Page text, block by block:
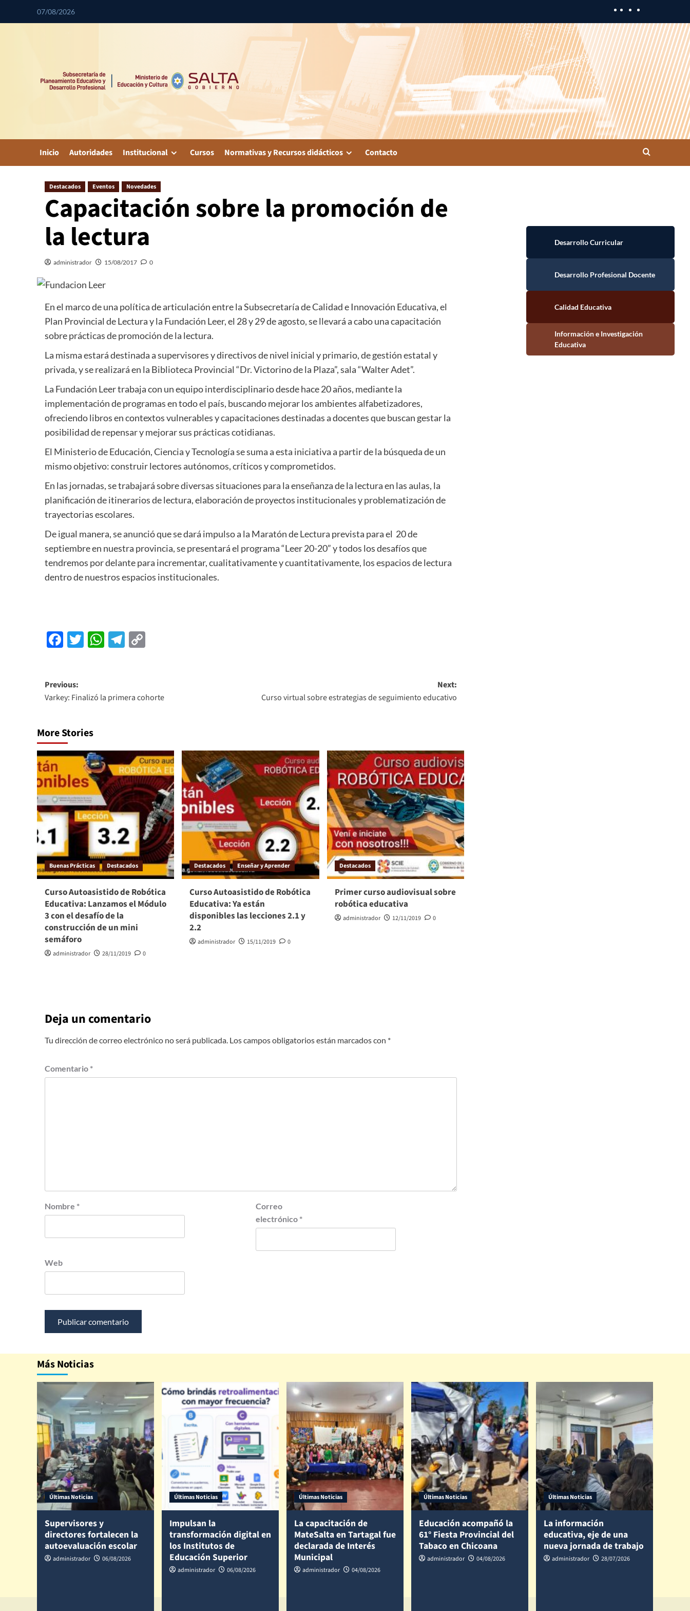
07/08/2026
Inicio Autoridades Institucional Cursos Normativas y Recursos didácticos Contacto
Destacados Eventos Novedades
Capacitación sobre la promoción de
la lectura
administrador 15/08/2017 0
En el marco de una política de articulación entre la Subsecretaría de Calidad e Innovación Educativa, el
Plan Provincial de Lectura y la Fundación Leer, el 28 y 29 de agosto, se llevará a cabo una capacitación
sobre prácticas de promoción de la lectura.
La misma estará destinada a supervisores y directivos de nivel inicial y primario, de gestión estatal y
privada, y se realizará en la Biblioteca Provincial “Dr. Victorino de la Plaza”, sala “Walter Adet”.
La Fundación Leer trabaja con un equipo interdisciplinario desde hace 20 años, mediante la
implementación de programas en todo el país, buscando mejorar los ambientes alfabetizadores,
ofreciendo libros en contextos vulnerables y capacitaciones destinadas a docentes que buscan gestar la
posibilidad de repensar y mejorar sus prácticas cotidianas.
El Ministerio de Educación, Ciencia y Tecnología se suma a esta iniciativa a partir de la búsqueda de un
mismo objetivo: construir lectores autónomos, críticos y comprometidos.
En las jornadas, se trabajará sobre diversas situaciones para la enseñanza de la lectura en las aulas, la
planificación de itinerarios de lectura, elaboración de proyectos institucionales y problematización de
trayectorias escolares.
De igual manera, se anunció que se dará impulso a la Maratón de Lectura prevista para el 20 de
septiembre en nuestra provincia, se presentará el programa “Leer 20-20” y todos los desafíos que
tendremos por delante para incrementar, cualitativamente y cuantitativamente, los espacios de lectura
dentro de nuestros espacios institucionales.
Facebook
Twitter
WhatsApp
Telegram
Previous:
Varkey: Finalizó la primera cohorte
Next:
Curso virtual sobre estrategias de seguimiento educativo
More Stories
Buenas Prácticas Destacados
Curso Autoasistido de Robótica
Educativa: Lanzamos el Módulo
3 con el desafío de la
construcción de un mini
semáforo
administrador 28/11/2019 0
Destacados Enseñar y Aprender
Curso Autoasistido de Robótica
Educativa: Ya están
disponibles las lecciones 2.1 y
2.2
administrador 15/11/2019 0
Destacados
Primer curso audiovisual sobre
robótica educativa
administrador 12/11/2019 0
Deja un comentario
Tu dirección de correo electrónico no será publicada. Los campos obligatorios están marcados con *
Comentario *
Nombre *
Correo
electrónico *
Web
Información e Investigación Educativa
Más Noticias
Últimas Noticias
Supervisores y
directores fortalecen la
autoevaluación escolar
administrador 06/08/2026
Últimas Noticias
Impulsan la
transformación digital en
los Institutos de
Educación Superior
administrador 06/08/2026
Últimas Noticias
La capacitación de
MateSalta en Tartagal fue
declarada de Interés
Municipal
administrador 04/08/2026
Últimas Noticias
Educación acompañó la
61° Fiesta Provincial del
Tabaco en Chicoana
administrador 04/08/2026
Últimas Noticias
La información
educativa, eje de una
nueva jornada de trabajo
administrador 28/07/2026